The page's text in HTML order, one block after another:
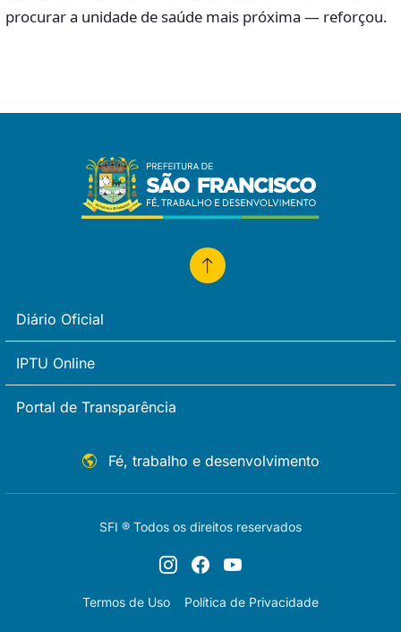
procurar a unidade de saúde mais próxima — reforçou.
Diário Oficial
IPTU Online
Portal de Transparência
Fé, trabalho e desenvolvimento
SFI ® Todos os direitos reservados
Termos de Uso Política de Privacidade